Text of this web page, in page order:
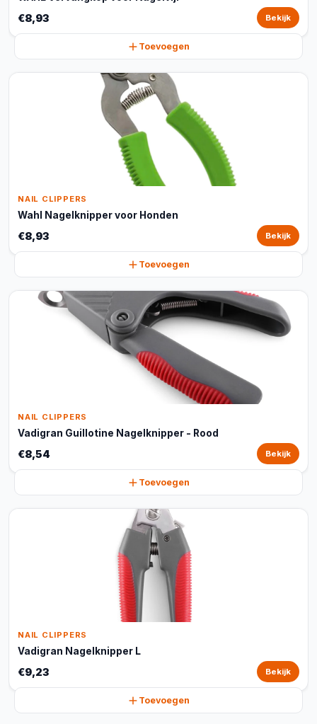
€8,93 Bekijk
Toevoegen
NAIL CLIPPERS
Wahl Nagelknipper voor Honden
€8,93 Bekijk
Toevoegen
NAIL CLIPPERS
Vadigran Guillotine Nagelknipper - Rood
€8,54 Bekijk
Toevoegen
NAIL CLIPPERS
Vadigran Nagelknipper L
€9,23 Bekijk
Toevoegen